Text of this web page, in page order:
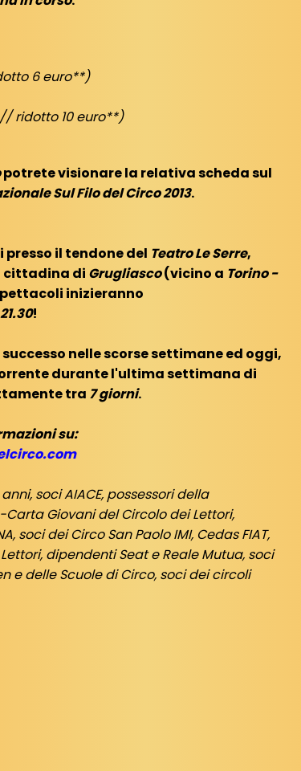
6 euro**)
ridotto 10 euro**)
potrete visionare la relativa scheda sul
Sul Filo del Circo 2013.
il tendone del Teatro Le Serre,
di Grugliasco(vicino a Torino -
inizieranno
!
nelle scorse settimane ed oggi,
durante l'ultima settimana di
tra 7 giorni.
su:
soci AIACE, possessori della
Giovani del Circolo dei Lettori,
soci dei Circo San Paolo IMI, Cedas FIAT,
dipendenti Seat e Reale Mutua, soci
e delle Scuole di Circo, soci dei circoli